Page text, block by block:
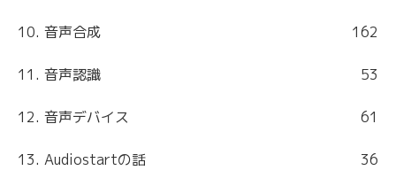
10. 音声合成 162
11. 音声認識 53
12. 音声デバイス 61
13. Audiostartの話 36